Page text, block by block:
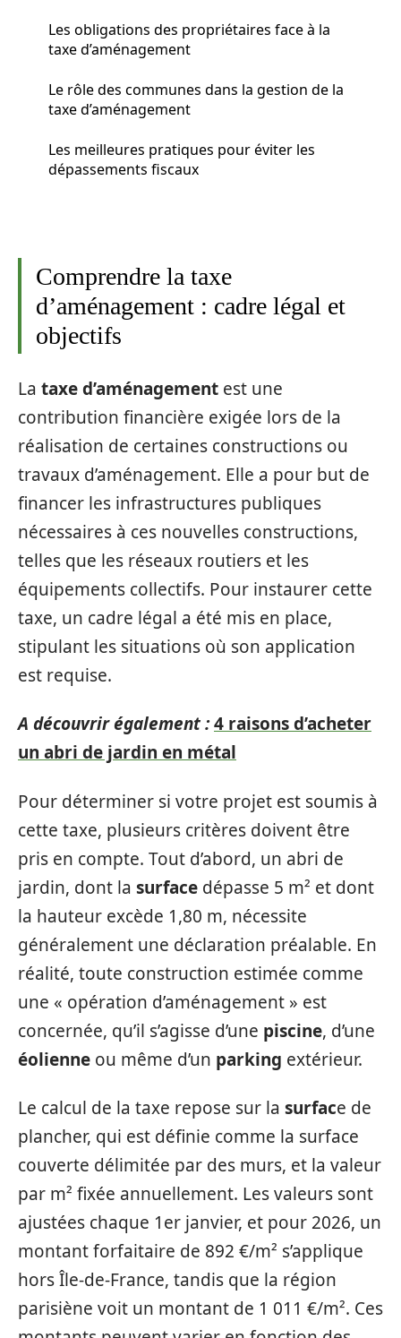
Les obligations des propriétaires face à la
taxe d’aménagement
Le rôle des communes dans la gestion de la
taxe d’aménagement
Les meilleures pratiques pour éviter les
dépassements fiscaux
Comprendre la taxe
d’aménagement : cadre légal et
objectifs
La taxe d’aménagement est une
contribution financière exigée lors de la
réalisation de certaines constructions ou
travaux d’aménagement. Elle a pour but de
financer les infrastructures publiques
nécessaires à ces nouvelles constructions,
telles que les réseaux routiers et les
équipements collectifs. Pour instaurer cette
taxe, un cadre légal a été mis en place,
stipulant les situations où son application
est requise.
A découvrir également :4 raisons d’acheter
un abri de jardin en métal
Pour déterminer si votre projet est soumis à
cette taxe, plusieurs critères doivent être
pris en compte. Tout d’abord, un abri de
jardin, dont la surface dépasse 5 m² et dont
la hauteur excède 1,80 m, nécessite
généralement une déclaration préalable. En
réalité, toute construction estimée comme
une « opération d’aménagement » est
concernée, qu’il s’agisse d’une piscine, d’une
éolienne ou même d’un parking extérieur.
Le calcul de la taxe repose sur la surface de
plancher, qui est définie comme la surface
couverte délimitée par des murs, et la valeur
par m² fixée annuellement. Les valeurs sont
ajustées chaque 1er janvier, et pour 2026, un
montant forfaitaire de 892 €/m² s’applique
hors Île-de-France, tandis que la région
parisiène voit un montant de 1 011 €/m². Ces